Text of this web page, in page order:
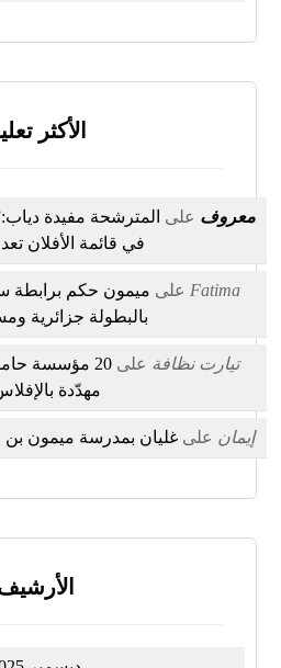
الأكثر
معروف على المترشحة مفيدة
في قائمة الأفلان
Fatima على ميمون حكم برابطة
بالبطولة جزائرية
تيارت نظافة على
20 مؤسسة
مهدّدة
إيمان على غليان بمدرسة ميمون بن